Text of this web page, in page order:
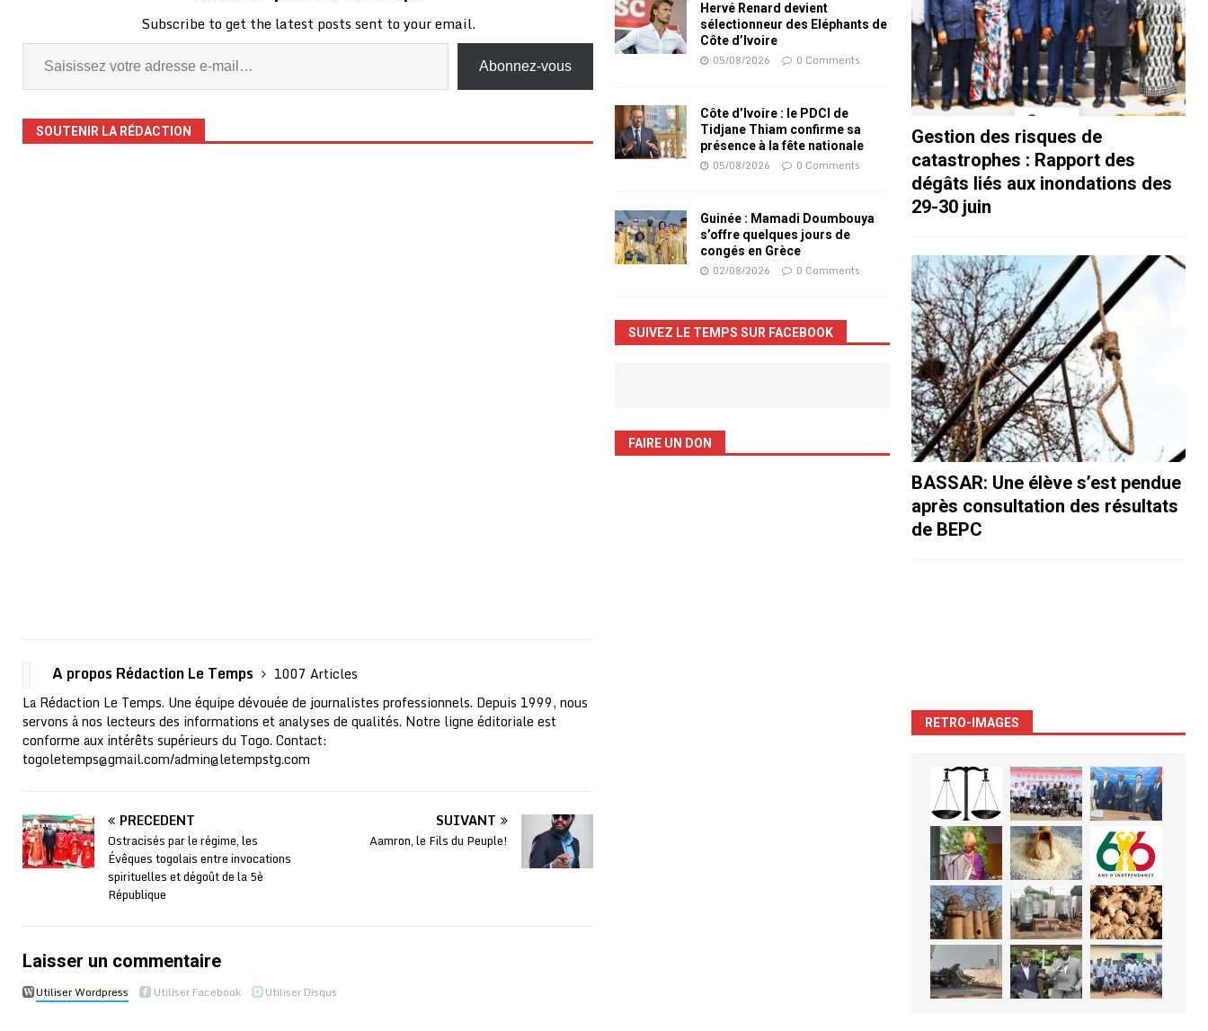
Subscribe to get the latest posts sent to your email.
Abonnez-vous
SOUTENIR LA RÉDACTION
A propos Rédaction Le Temps
1007 Articles
La Rédaction Le Temps. Une équipe dévouée de journalistes professionnels. Depuis 1999, nous
servons à nos lecteurs des informations et analyses de qualités. Notre ligne éditoriale est
conforme aux intérêts supérieurs du Togo. Contact:
togoletemps@gmail.com/admin@letempstg.com
PRÉCÉDENT
Ostracisés par le régime, les
Évêques togolais entre invocations
spirituelles et dégoût de la 5è
République
SUIVANT
Aamron, le Fils du Peuple!
Laisser un commentaire
Utiliser Wordpress Utiliser Facebook Utiliser Disqus
Hervé Renard devient
sélectionneur des Eléphants de
Côte d’Ivoire
05/08/2026 0 Comments
Côte d’Ivoire : le PDCI de
Tidjane Thiam confirme sa
présence à la fête nationale
05/08/2026 0 Comments
Guinée : Mamadi Doumbouya
s’offre quelques jours de
congés en Grèce
02/08/2026 0 Comments
SUIVEZ LE TEMPS SUR FACEBOOK
FAIRE UN DON
Gestion des risques de
catastrophes : Rapport des
dégâts liés aux inondations des
29-30 juin
BASSAR: Une élève s’est pendue
après consultation des résultats
de BEPC
RETRO-IMAGES